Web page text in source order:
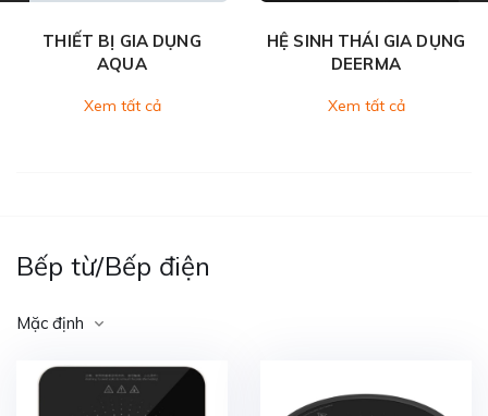
THIẾT BỊ GIA DỤNG
AQUA
Xem tất cả
HỆ SINH THÁI GIA DỤNG
DEERMA
Xem tất cả
Bếp từ/Bếp điện
Mặc định